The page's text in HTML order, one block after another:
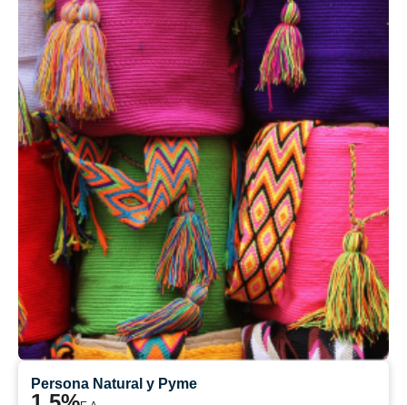
Persona Natural y Pyme